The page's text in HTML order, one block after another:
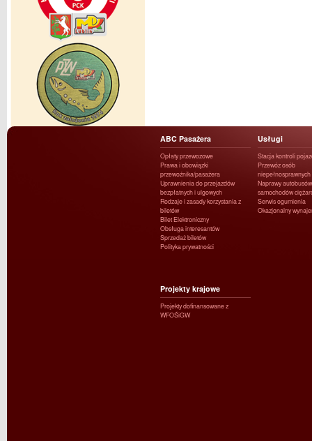
ABC Pasażera
Opłaty przewozowe
Prawa i obowiązki
przewoźnika/pasażera
Uprawnienia do przejazdów
bezpłatnych i ulgowych
Rodzaje i zasady korzystania z
biletów
Bilet Elektroniczny
Obsługa interesantów
Sprzedaż biletów
Polityka prywatności
Usługi
Stacja kontroli
Przewóz osób
niepełnosprawnych
Naprawy
samochodów
Serwis ogumienia
Okazjonalny
Projekty krajowe
Projekty dofinansowane z
WFOŚiGW